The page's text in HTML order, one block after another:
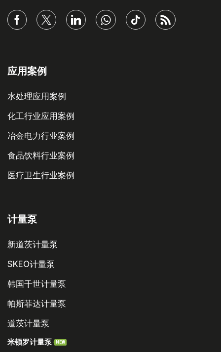
应用案例
水处理应用案例
化工行业应用案例
冶金电力行业案例
食品饮料行业案例
医疗卫生行业案例
计量泵
新道茨计量泵
SKEO计量泵
韩国千世计量泵
帕斯菲达计量泵
道茨计量泵
米顿罗计量泵 NEW